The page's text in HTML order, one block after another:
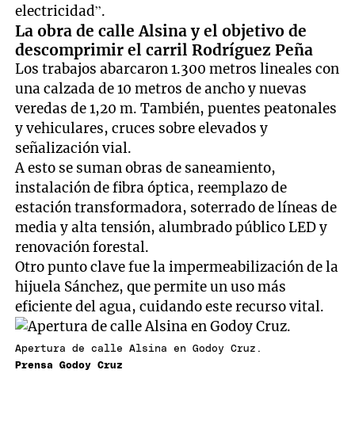
electricidad”.
La obra de calle Alsina y el objetivo de
descomprimir el carril Rodríguez Peña
Los trabajos abarcaron 1.300 metros lineales con
una calzada de 10 metros de ancho y nuevas
veredas de 1,20 m. También, puentes peatonales
y vehiculares, cruces sobre elevados y
señalización vial.
A esto se suman obras de saneamiento,
instalación de fibra óptica, reemplazo de
estación transformadora, soterrado de líneas de
media y alta tensión, alumbrado público LED y
renovación forestal.
Otro punto clave fue la impermeabilización de la
hijuela Sánchez, que permite un uso más
eficiente del agua, cuidando este recurso vital.
Apertura de calle Alsina en Godoy Cruz.
Prensa Godoy Cruz